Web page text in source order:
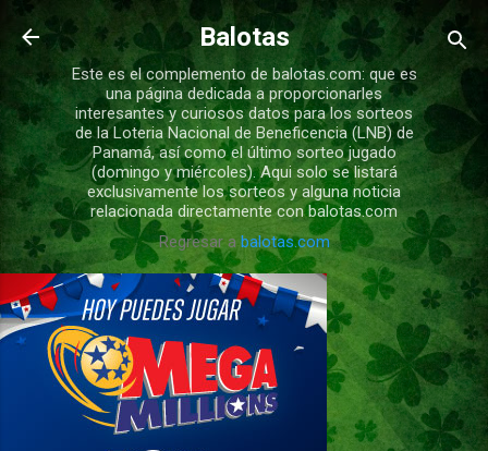
Ir al contenido principal
Balotas
Este es el complemento de balotas.com: que es
una página dedicada a proporcionarles
interesantes y curiosos datos para los sorteos
de la Loteria Nacional de Beneficencia (LNB) de
Panamá, así como el último sorteo jugado
(domingo y miércoles). Aqui solo se listará
exclusivamente los sorteos y alguna noticia
relacionada directamente con balotas.com
Regresar a balotas.com